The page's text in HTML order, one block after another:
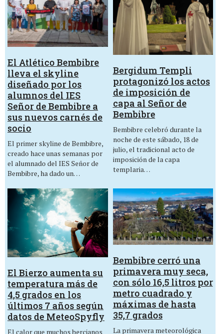
El Atlético Bembibre
lleva el skyline
diseñado por los
alumnos del IES
Señor de Bembibre a
sus nuevos carnés de
socio
El primer skyline de Bembibre,
creado hace unas semanas por
el alumnado del IES Señor de
Bembibre, ha dado un…
Bergidum Templi
protagonizó los actos
de imposición de
capa al Señor de
Bembibre
Bembibre celebró durante la
noche de este sábado, 18 de
julio, el tradicional acto de
imposición de la capa
templaria…
El Bierzo aumenta su
temperatura más de
4,5 grados en los
últimos 7 años según
datos de MeteoSpyfly
El calor que muchos bercianos
Bembibre cerró una
primavera muy seca,
con sólo 16,5 litros por
metro cuadrado y
máximas de hasta
35,7 grados
La primavera meteorológica